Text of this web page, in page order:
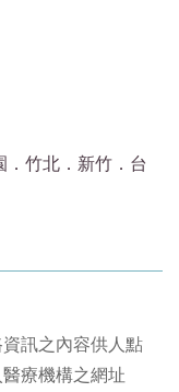
．竹北．新竹．台
訊之內容供人點
療機構之網址